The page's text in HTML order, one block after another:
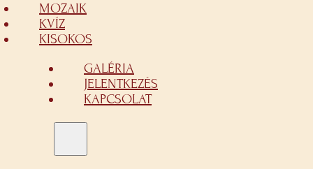
MOZAIK
KVÍZ
KISOKOS
GALÉRIA
JELENTKEZÉS
KAPCSOLAT